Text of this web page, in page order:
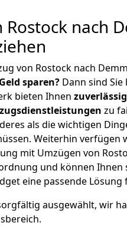
Rostock nach
von Rostock nach
sparen? Dann sind
bieten Ihnen
zu
als die wichtigen
Weiterhin verfügen
mit Umzügen von
und können Ihnen
eine passende Lösung
ausgewählt, wir